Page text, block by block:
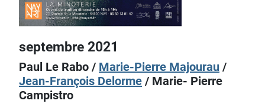
septembre 2021
Paul Le Rabo / Marie-Pierre Majourau /
Jean-François Delorme / Marie- Pierre
Campistro